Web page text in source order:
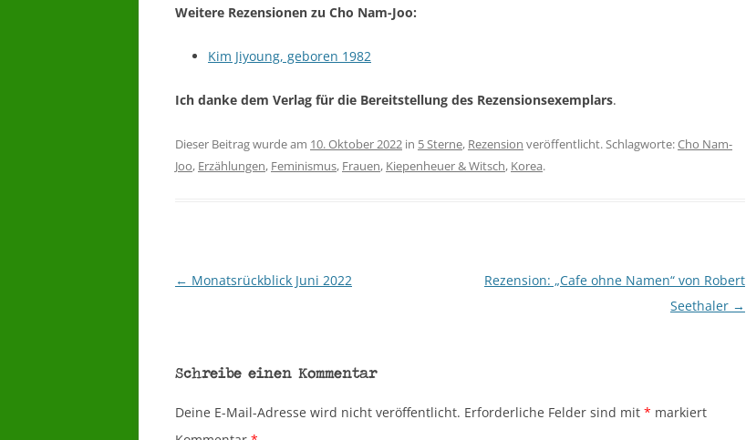
Weitere Rezensionen zu Cho Nam-Joo:
Kim Jiyoung, geboren 1982
Ich danke dem Verlag für die Bereitstellung des Rezensionsexemplars.
Dieser Beitrag wurde am 10. Oktober 2022 in 5 Sterne, Rezension veröffentlicht. Schlagworte:Cho Nam-
Joo, Erzählungen, Feminismus, Frauen, Kiepenheuer & Witsch, Korea.
Beitragsnavigation
← Monatsrückblick Juni 2022
Rezension: „Cafe ohne Namen“ von Robert
Seethaler →
Schreibe einen Kommentar
Deine E-Mail-Adresse wird nicht veröffentlicht. Erforderliche Felder sind mit * markiert